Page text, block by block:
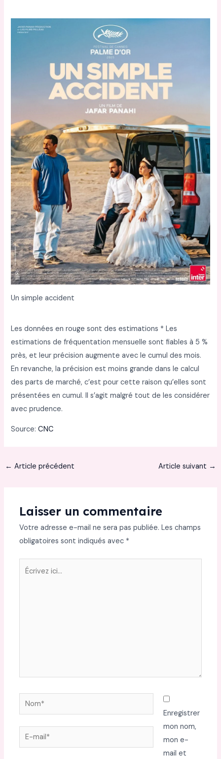
Un simple accident
Les données en rouge sont des estimations * Les
estimations de fréquentation mensuelle sont fiables à 5 %
près, et leur précision augmente avec le cumul des mois.
En revanche, la précision est moins grande dans le calcul
des parts de marché, c’est pour cette raison qu’elles sont
présentées en cumul. Il s’agit malgré tout de les considérer
avec prudence.
Source:CNC
← Article précédent Article suivant →
Laisser un commentaire
Votre adresse e-mail ne sera pas publiée. Les champs
obligatoires sont indiqués avec *
Écrivez
Nom*
E-
mail*
Enregistrer
mon nom,
mon e-
mail et